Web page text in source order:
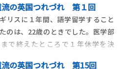
流の英国つれづれ 第１回
リスに１年間、語学留学すること
のは、22歳のときでした。医学部
で終えたところで１年休学を決
流の英国つれづれ 第15回